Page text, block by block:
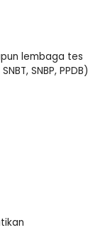
lembaga tes
SNBP, PPDB)